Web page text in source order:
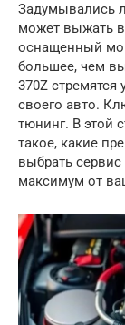
Задумывались
может выжать
оснащенный
большее, чем
370Z стремятся
своего авто.
тюнинг. В этой
такое, какие
выбрать
максимум от